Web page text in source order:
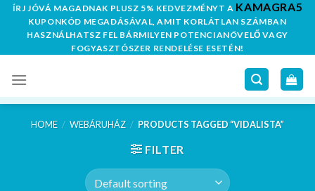
SkipÍRJ JÓVÁ MAGADNAK PLUSZ 5% KEDVEZMÉNYT A KAMAGRA5
KUPONKÓD MEGADÁSÁVAL, AMIT KORLÁTLAN SZÁMBAN
HASZNÁLHATSZ FEL BÁRMILYEN POTENCIANÖVELŐ VAGY
FOGYASZTÓSZER RENDELÉSE ESETÉN!
HOME / WEBÁRUHÁZ / PRODUCTS TAGGED “VIDALISTA”
FILTER